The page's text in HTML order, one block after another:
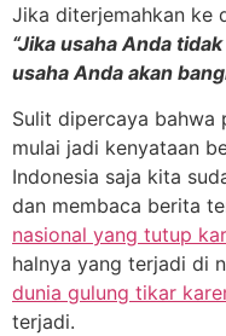
Jika diterjemahkan ke
“Jika usaha Anda
usaha Anda akan
Sulit dipercaya bahwa
mulai jadi kenyataan
Indonesia saja kita
dan membaca berita
nasional yang tutup
halnya yang terjadi di
dunia gulung tikar
terjadi.